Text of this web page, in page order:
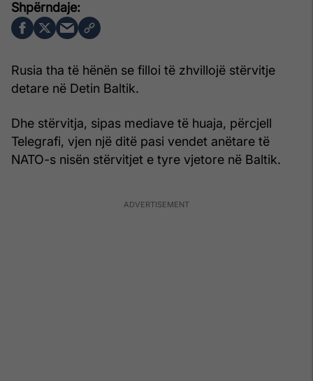
Rusia tha të hënën se filloi të zhvillojë stërvitje
detare në Detin Baltik.
Dhe stërvitja, sipas mediave të huaja, përcjell
Telegrafi, vjen një ditë pasi vendet anëtare të
NATO-s nisën stërvitjet e tyre vjetore në Baltik.